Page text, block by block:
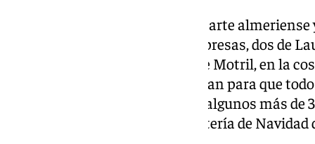
«Contacté con conocidos de la parte
hemos conseguido que tres empresas, dos de
una de Carchuna, en término de Motril, en la
cediesen los décimos que faltaban para que
años censados a junio de 2023, algunos más
alpujarreños, en el sorteo de Lotería de